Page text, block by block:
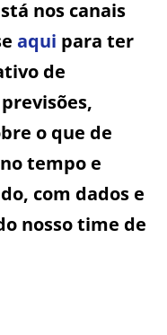
nos canais
aqui para ter
de
o que de
tempo e
com dados e
nosso time de